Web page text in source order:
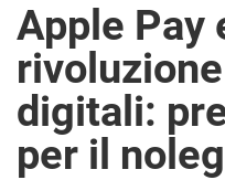
Apple Pay
digitali:
per il